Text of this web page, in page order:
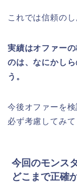
これでは信頼の
実績はオファー
のは、なにかし
う。
今後オファーを
必ず考慮してみて
今回のモンス
どこまで正確